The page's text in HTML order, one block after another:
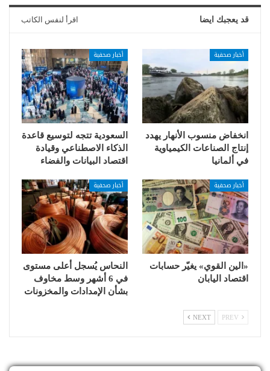
قد يعجبك ايضا اقرأ لنفس الكاتب
أخبار صحفية
انخفاض منسوب الأنهار يهدد
إنتاج الصناعات الكيمياوية
في ألمانيا
أخبار صحفية
السعودية تتجه لتوسيع قاعدة
الذكاء الاصطناعي وقيادة
اقتصاد البيانات والفضاء
أخبار صحفية
«الين القوي» يغيّر حسابات
اقتصاد اليابان
أخبار صحفية
النحاس يُسجل أعلى مستوى
في 6 أشهر وسط مخاوف
بشأن الإمدادات والمخزونات
NEXT